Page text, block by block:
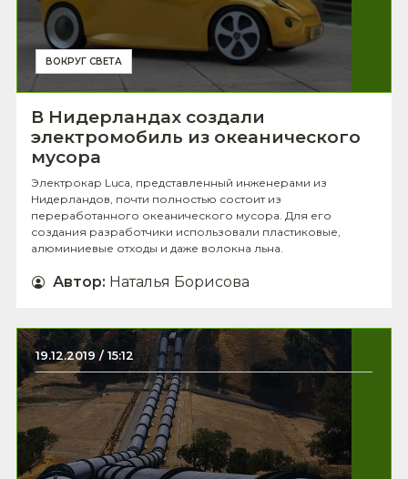
ВОКРУГ СВЕТА
В Нидерландах создали
электромобиль из океанического
мусора
Электрокар Luca, представленный инженерами из
Нидерландов, почти полностью состоит из
переработанного океанического мусора. Для его
создания разработчики использовали пластиковые,
алюминиевые отходы и даже волокна льна.
Автор: Наталья Борисова
19.12.2019 / 15:12